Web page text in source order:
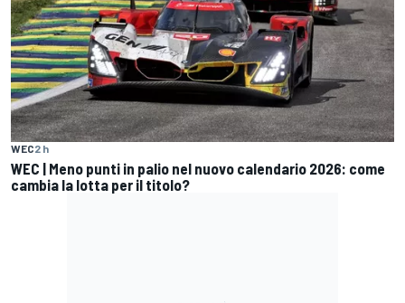
WEC2 h
WEC | Meno punti in palio nel nuovo calendario 2026: come
cambia la lotta per il titolo?